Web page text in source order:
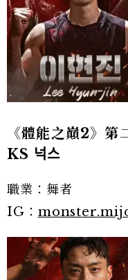
《體能之巔2》
KS 넉스
職業：舞者
IG：